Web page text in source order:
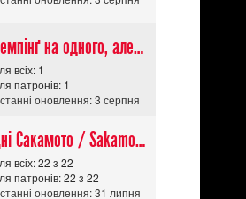
Кемпінґ на одного, але удвох / Futari Solo Camp
всіх: 1
патронів: 1
оновлення: 3 серпня
Дні Сакамото / Sakamoto Days (Сезон 1)
всіх: 22 з 22
патронів: 22 з 22
оновлення: 31 липня